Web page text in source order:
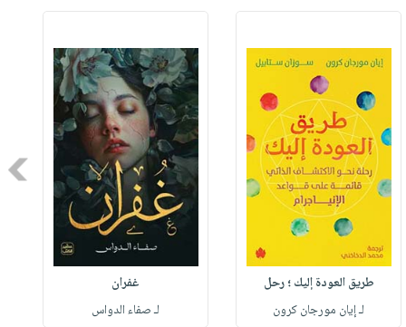
طريق العودة إليك ؛ رحل
لـ إيان مورجان كرون
غفران
لـ صفاء الدواس